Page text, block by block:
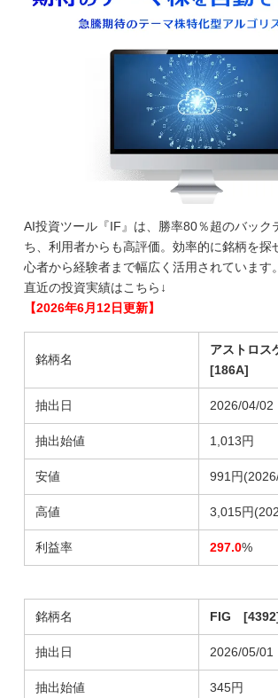
AI投資ツール『IF』は、勝率80％超のバック
ち、利用者からも高評価。効率的に銘柄を探
心者から経験者まで幅広く活用されています。
直近の投資実績はこちら↓
【2026年6月12日更新】
銘柄名
アストロ
[186A]
抽出日 2026/04/02
抽出始値 1,013円
安値 991円
高値 3,015円
利益率 297.0%
銘柄名 FIG [4392]
抽出日 2026/05/01
抽出始値 345円